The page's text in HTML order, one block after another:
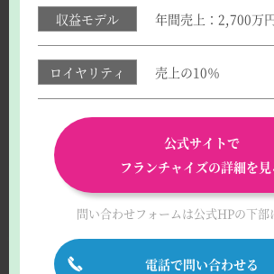
収益モデル 年間売上：2,700万
ロイヤリティ 売上の10％
公式サイトで
フランチャイズの詳細を見
問い合わせフォームは公式HPの下部
電話で問い合わせる